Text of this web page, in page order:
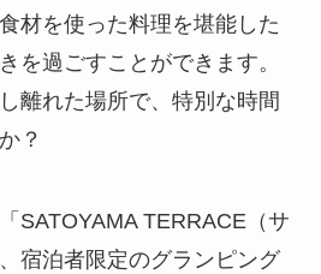
材を使った料理を堪能した
を過ごすことができます。
離れた場所で、特別な時間
？
SATOYAMA TERRACE（サ
宿泊者限定のグランピング